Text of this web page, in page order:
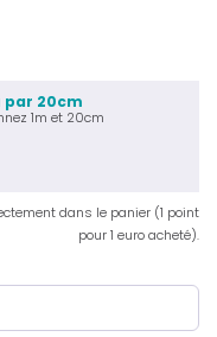
par 20cm
1m et 20cm
dans le panier (1 point
pour 1 euro acheté).